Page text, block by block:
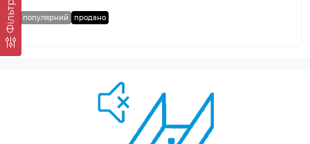
Фільтр популярний продано